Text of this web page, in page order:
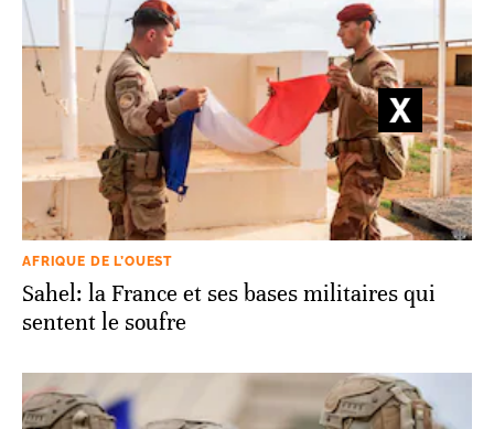
AFRIQUE DE L’OUEST
Sahel: la France et ses bases militaires qui
sentent le soufre